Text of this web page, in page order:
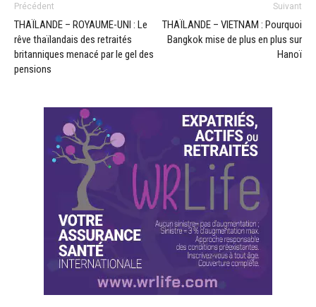
Précédent
THAÏLANDE – ROYAUME-UNI : Le
rêve thaïlandais des retraités
britanniques menacé par le gel des
pensions
Suivant
THAÏLANDE – VIETNAM : Pourquoi
Bangkok mise de plus en plus sur
Hanoï